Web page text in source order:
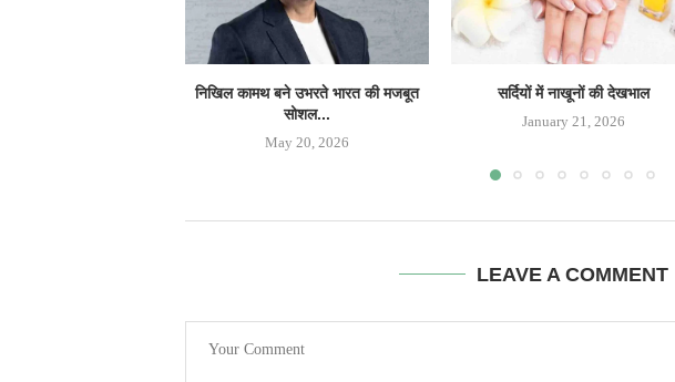
निखिल कामथ बने उभरते भारत की मजबूत
सोशल...
May 20, 2026
सर्दियों में नाखूनों की देखभाल
January 21, 2026
LEAVE A COMMENT